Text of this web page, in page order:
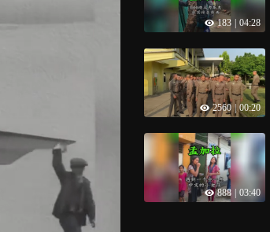
183 04:28
2560 | 00:20
888 03:40